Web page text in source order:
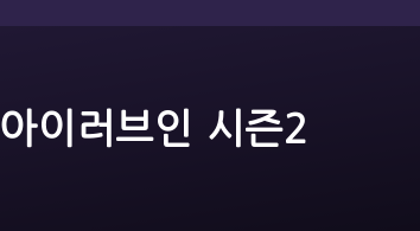
아이러브인 시즌2